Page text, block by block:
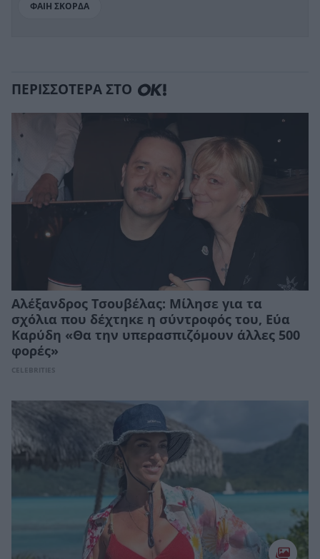
ΦΑΙΗ ΣΚΟΡΔΑ
ΠΕΡΙΣΣΟΤΕΡΑ ΣΤΟ
Αλέξανδρος Τσουβέλας: Μίλησε για τα
σχόλια που δέχτηκε η σύντροφός του, Εύα
Καρύδη «Θα την υπερασπιζόμουν άλλες 500
φορές»
CELEBRITIES